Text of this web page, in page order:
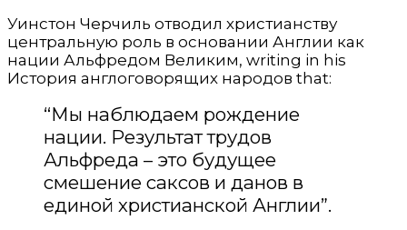
Уинстон Черчиль отводил христианству
центральную роль в основании Англии как
нации Альфредом Великим, writing in his
История англоговорящих народов that:
“Мы наблюдаем рождение
нации. Результат трудов
Альфреда – это будущее
смешение саксов и данов в
единой христианской Англии”.